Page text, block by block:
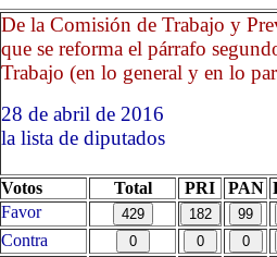
De la Comisión de Trabajo y
que se reforma el párrafo
Trabajo (en lo general y en lo
28 de abril de 2016
la lista de diputados
Votos Total PRI PAN
Favor
Contra